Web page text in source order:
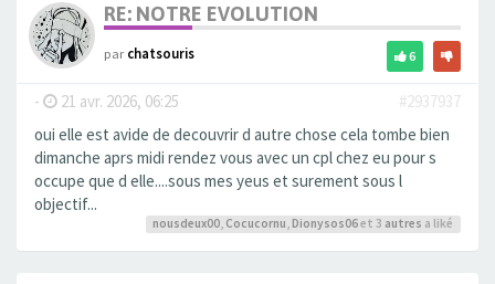
RE: NOTRE EVOLUTION
parchatsouris 6
- 21 avr. 2026, 06:25
#2937937
oui elle est avide de decouvrir d autre chose cela tombe bien
dimanche aprs midi rendez vous avec un cpl chez eu pour s
occupe que d elle....sous mes yeus et surement sous l
objectif...
nousdeux00, Cocucornu, Dionysos06et 3 autres a liké